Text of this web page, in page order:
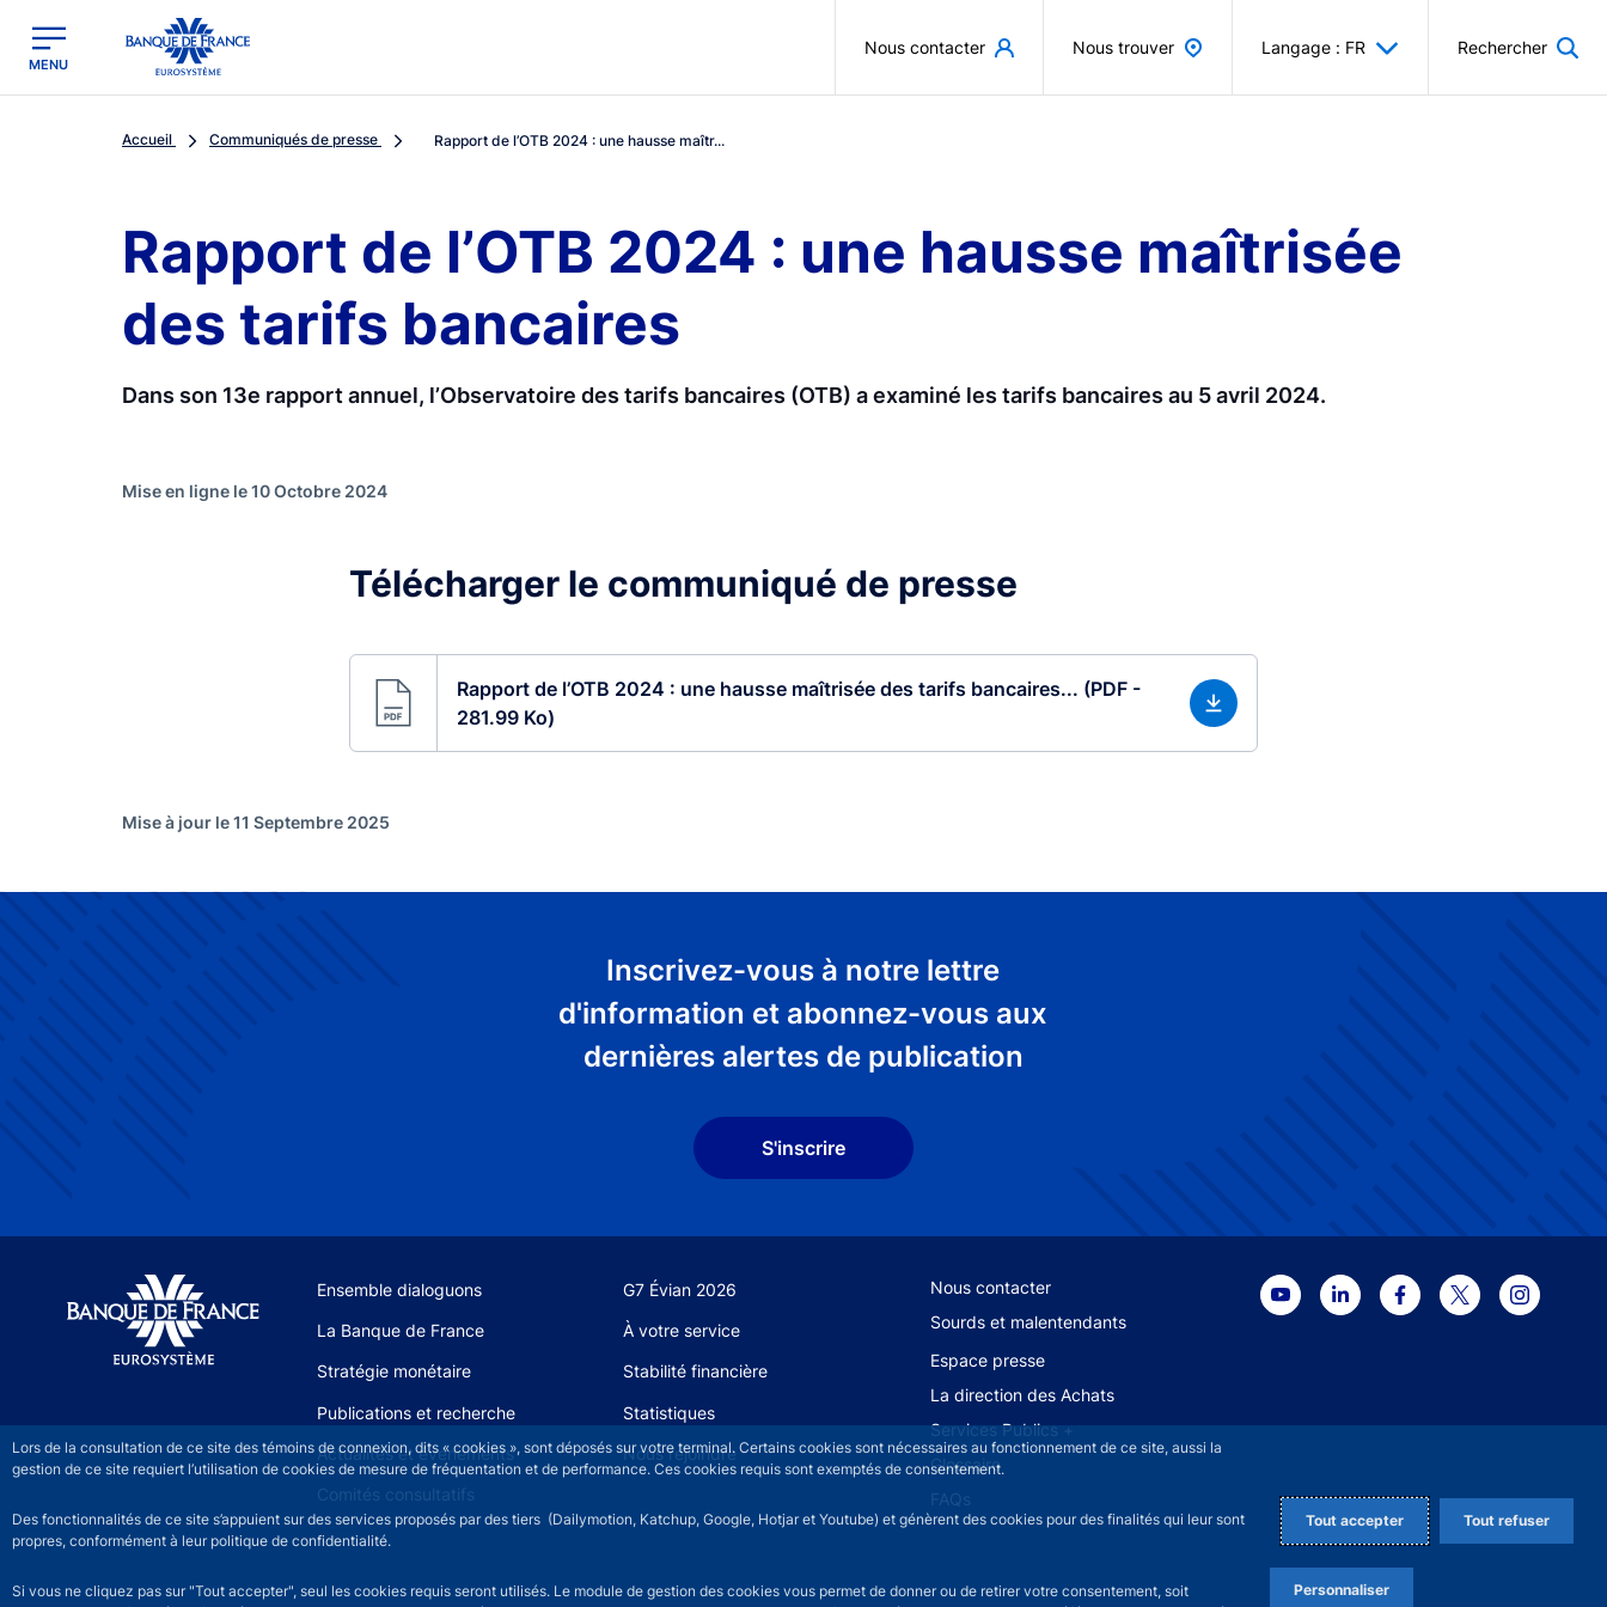
Lors de la consultation de ce site des témoins de connexion, dits « cookies », sont déposés sur votre terminal. Certains cookies sont nécessaires au fonctionnement de ce site, aussi la
gestion de ce site requiert l’utilisation de cookies de mesure de fréquentation et de performance. Ces cookies requis sont exemptés de consentement.
Des fonctionnalités de ce site s’appuient sur des services proposés par des tiers (Dailymotion, Katchup, Google, Hotjar et Youtube) et génèrent des cookies pour des finalités qui leur sont
propres, conformément à leur politique de confidentialité.
Si vous ne cliquez pas sur "Tout accepter", seul les cookies requis seront utilisés. Le module de gestion des cookies vous permet de donner ou de retirer votre consentement, soit
Tout accepter Tout refuser
Personnaliser
Banque de France - Menu Principal
MENU
Nous contacter Nous trouver Langage : FR Rechercher
Accueil Communiqués de presse Rapport de l’OTB 2024 : une hausse maîtr...
Rapport de l’OTB 2024 : une hausse maîtrisée
des tarifs bancaires
Dans son 13e rapport annuel, l’Observatoire des tarifs bancaires (OTB) a examiné les tarifs bancaires au 5 avril 2024.
Mise en ligne le 10 Octobre 2024
Télécharger le communiqué de presse
Rapport de l’OTB 2024 : une hausse maîtrisée des tarifs bancaires... (PDF -
281.99 Ko)
Mise à jour le 11 Septembre 2025
Inscrivez-vous à notre lettre
d'information et abonnez-vous aux
dernières alertes de publication
S'inscrire
Site navigation
Ensemble dialoguons G7 Évian 2026
La Banque de France À votre service
Stratégie monétaire Stabilité financière
Publications et recherche Statistiques
Actualités et événements Nous rejoindre
Comités consultatifs
Footer secondary menu
Nous contacter
Sourds et malentendants
Espace presse
La direction des Achats
Services Publics +
Glossaire
FAQs